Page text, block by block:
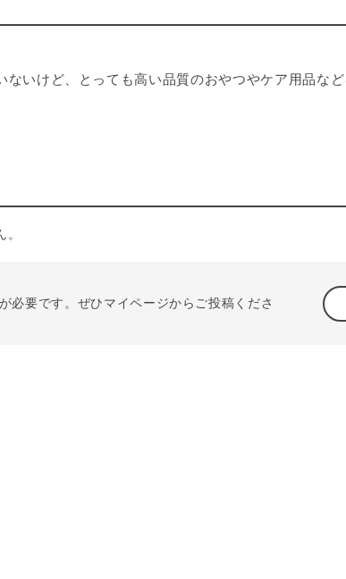
いけど、とっても高い品質のおやつやケア用品など
必要です。ぜひマイページからご投稿くださ